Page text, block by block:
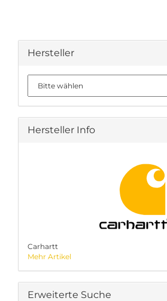
Hersteller
Hersteller Info
Carhartt
Mehr Artikel
Erweiterte Suche